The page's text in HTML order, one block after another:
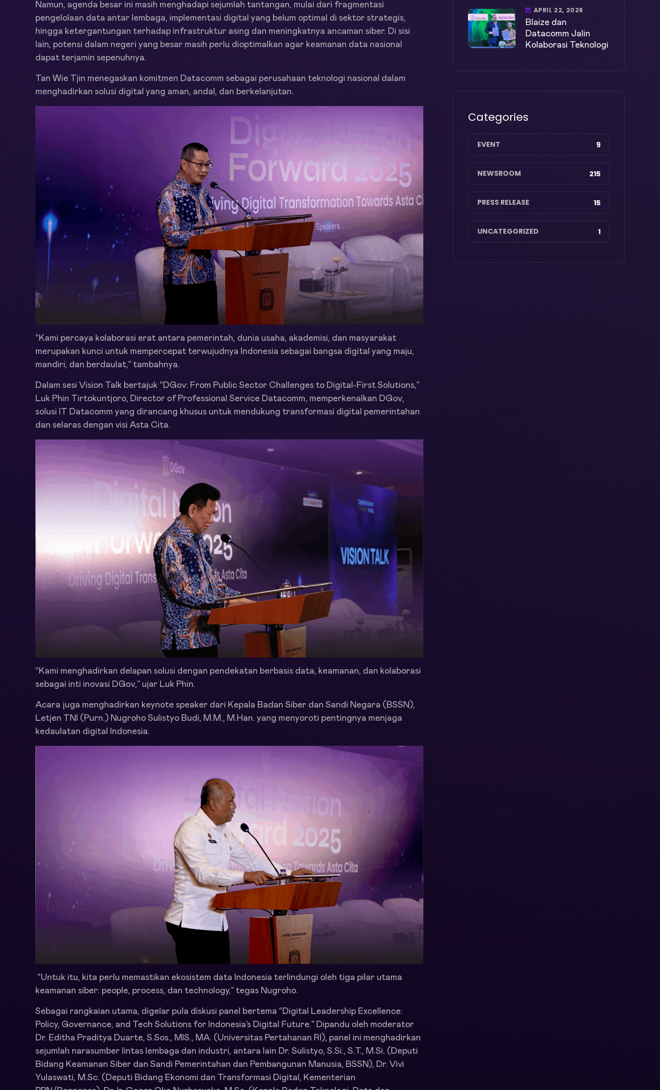
Namun, agenda besar ini masih menghadapi sejumlah tantangan, mulai dari fragmentasi
pengelolaan data antar lembaga, implementasi digital yang belum optimal di sektor strategis,
hingga ketergantungan terhadap infrastruktur asing dan meningkatnya ancaman siber. Di sisi
lain, potensi dalam negeri yang besar masih perlu dioptimalkan agar keamanan data nasional
dapat terjamin sepenuhnya.
Tan Wie Tjin menegaskan komitmen Datacomm sebagai perusahaan teknologi nasional dalam
menghadirkan solusi digital yang aman, andal, dan berkelanjutan.
“Kami percaya kolaborasi erat antara pemerintah, dunia usaha, akademisi, dan masyarakat
merupakan kunci untuk mempercepat terwujudnya Indonesia sebagai bangsa digital yang maju,
mandiri, dan berdaulat,” tambahnya.
Dalam sesi Vision Talk bertajuk “DGov: From Public Sector Challenges to Digital-First Solutions,”
Luk Phin Tirtokuntjoro, Director of Professional Service Datacomm, memperkenalkan DGov,
solusi IT Datacomm yang dirancang khusus untuk mendukung transformasi digital pemerintahan
dan selaras dengan visi Asta Cita.
“Kami menghadirkan delapan solusi dengan pendekatan berbasis data, keamanan, dan kolaborasi
sebagai inti inovasi DGov,” ujar Luk Phin.
Acara juga menghadirkan keynote speaker dari Kepala Badan Siber dan Sandi Negara (BSSN),
Letjen TNI (Purn.) Nugroho Sulistyo Budi, M.M., M.Han. yang menyoroti pentingnya menjaga
kedaulatan digital Indonesia.
“Untuk itu, kita perlu memastikan ekosistem data Indonesia terlindungi oleh tiga pilar utama
keamanan siber: people, process, dan technology,” tegas Nugroho.
Sebagai rangkaian utama, digelar pula diskusi panel bertema “Digital Leadership Excellence:
Policy, Governance, and Tech Solutions for Indonesia’s Digital Future.” Dipandu oleh moderator
Dr. Editha Praditya Duarte, S.Sos., MIS., MA. (Universitas Pertahanan RI), panel ini menghadirkan
sejumlah narasumber lintas lembaga dan industri, antara lain Dr. Sulistyo, S.Si., S.T., M.Si. (Deputi
Bidang Keamanan Siber dan Sandi Pemerintahan dan Pembangunan Manusia, BSSN), Dr. Vivi
Yulaswati, M.Sc. (Deputi Bidang Ekonomi dan Transformasi Digital, Kementerian
APRIL 22, 2026
Blaize dan
Datacomm Jalin
Kolaborasi Teknologi
Categories
EVENT 9
NEWSROOM 215
PRESS RELEASE 15
UNCATEGORIZED 1